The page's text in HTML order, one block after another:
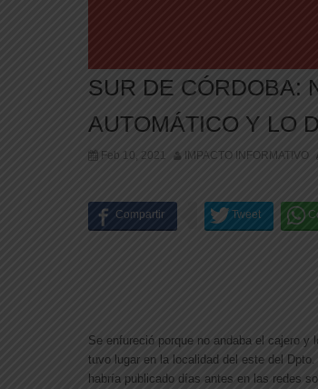
SUR DE CÓRDOBA:
AUTOMÁTICO Y LO
Feb 10, 2021 IMPACTO INFORMATIVO
Se enfureció porque no andaba el cajero
tuvo lugar en la localidad del este del
habría publicado días antes en las redes